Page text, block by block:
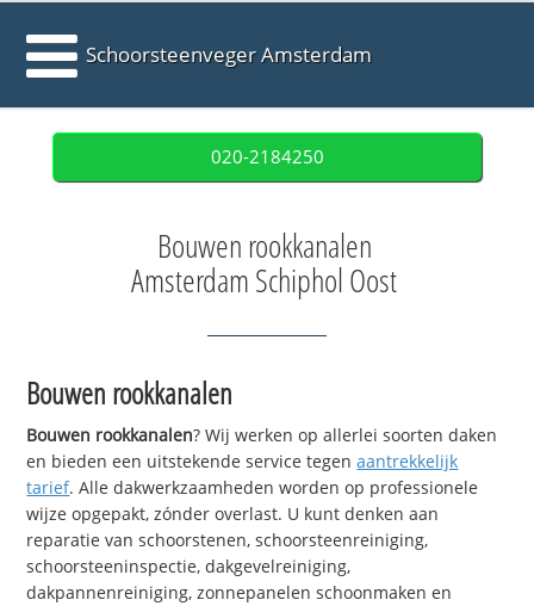
Schoorsteenveger Amsterdam
020-2184250
Bouwen rookkanalen
Amsterdam Schiphol Oost
Bouwen rookkanalen
Bouwen rookkanalen? Wij werken op allerlei soorten daken
en bieden een uitstekende service tegenaantrekkelijk
tarief. Alle dakwerkzaamheden worden op professionele
wijze opgepakt, zónder overlast. U kunt denken aan
reparatie van schoorstenen, schoorsteenreiniging,
schoorsteeninspectie, dakgevelreiniging,
dakpannenreiniging, zonnepanelen schoonmaken en